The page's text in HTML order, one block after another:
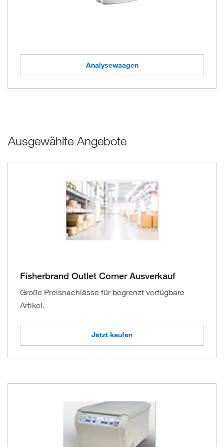
Analysewaagen
Ausgewählte Angebote
Fisherbrand Outlet Corner Ausverkauf
Große Preisnachlässe für begrenzt verfügbare
Artikel.
Jetzt kaufen